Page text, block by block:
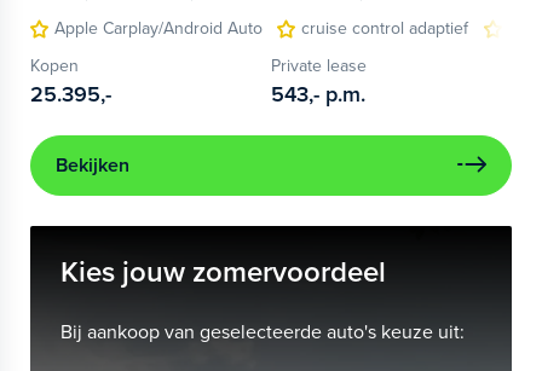
Apple Carplay/Android Auto
cruise control adaptief
Kopen
25.395,-
Private lease
543,- p.m.
Bekijken
Kies jouw zomervoordeel
Bij aankoop van geselecteerde auto's keuze uit: